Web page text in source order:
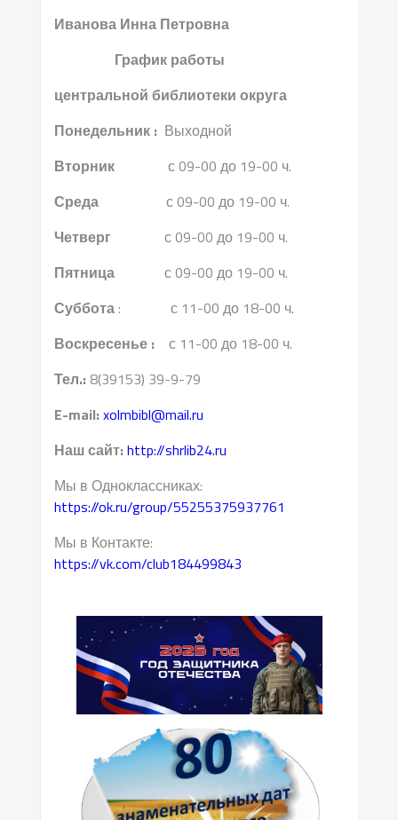
Иванова Инна Петровна
График работы
центральной библиотеки округа
Понедельник : Выходной
Вторникс 09-00 до 19-00 ч.
Среда
с 09-00 до 19-00 ч.
Четверг
с 09-00 до 19-00 ч.
Пятницас 09-00 до 19-00 ч.
Суббота: с 11-00 до 18-00 ч.
Воскресенье : с 11-00 до 18-00 ч.
Тел.: 8(39153) 39-9-79
E-mail: xolmbibl@mail.ru
Наш сайт: http://shrlib24.ru
Мы в Одноклассниках:
https://ok.ru/group/55255375937761
Мы в Контакте:
https://vk.com/club184499843